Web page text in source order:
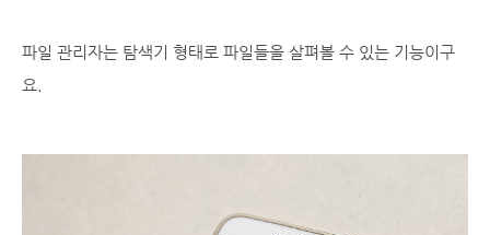
파일 관리자는 탐색기 형태로 파일들을 살펴볼 수 있는 기능이구
요.